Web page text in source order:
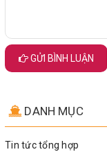
GỬI BÌNH LUẬN
DANH MỤC
Tin tức tổng hợp